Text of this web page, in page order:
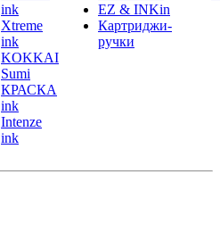
ink
Xtreme
ink
KOKKAI
Sumi
КРАСКА
ink
Intenze
ink
EZ & INKin
Картриджи-
ручки